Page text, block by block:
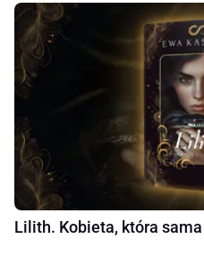
Lilith. Kobieta, która sama